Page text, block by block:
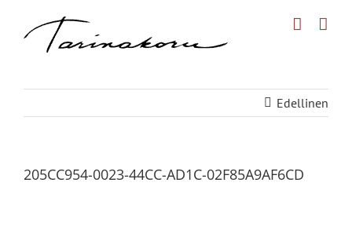
Edellinen
205CC954-0023-44CC-AD1C-02F85A9AF6CD